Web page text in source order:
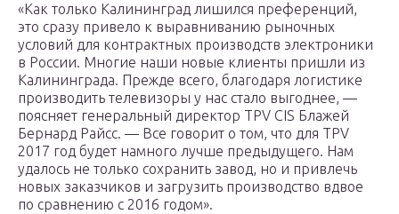
«Как только Калининград лишился преференций,
это сразу привело к выравниванию рыночных
условий для контрактных производств электроники
в России. Многие наши новые клиенты пришли из
Калининграда. Прежде всего, благодаря логистике
производить телевизоры у нас стало выгоднее, —
поясняет генеральный директор TPV CIS Блажей
Бернард Райсс. — Все говорит о том, что для TPV
2017 год будет намного лучше предыдущего. Нам
удалось не только сохранить завод, но и привлечь
новых заказчиков и загрузить производство вдвое
по сравнению с 2016 годом».